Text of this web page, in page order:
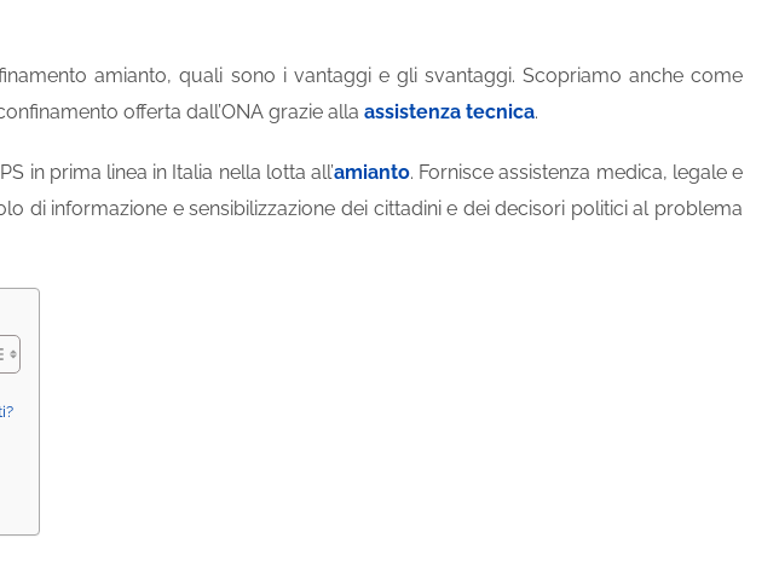
amianto, quali sono i vantaggi e gli svantaggi. Scopriamo anche come
offerta dall’ONA grazie alla assistenza tecnica.
in prima linea in Italia nella lotta all’amianto. Fornisce assistenza medica, legale e
di informazione e sensibilizzazione dei cittadini e dei decisori politici al problema